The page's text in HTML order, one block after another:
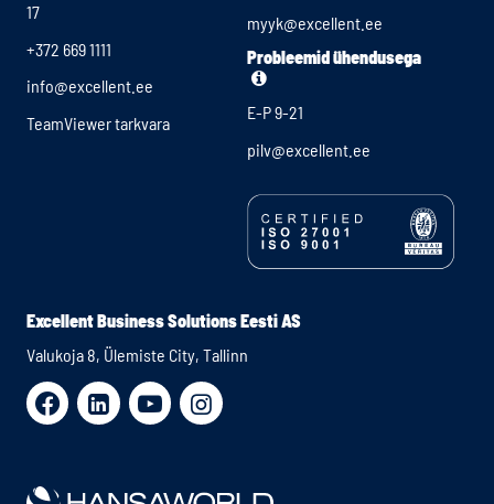
17
+372 669 1111
info@excellent.ee
TeamViewer tarkvara
myyk@excellent.ee
Probleemid ühendusega
E-P 9-21
pilv@excellent.ee
Excellent Business Solutions Eesti AS
Valukoja 8, Ülemiste City, Tallinn